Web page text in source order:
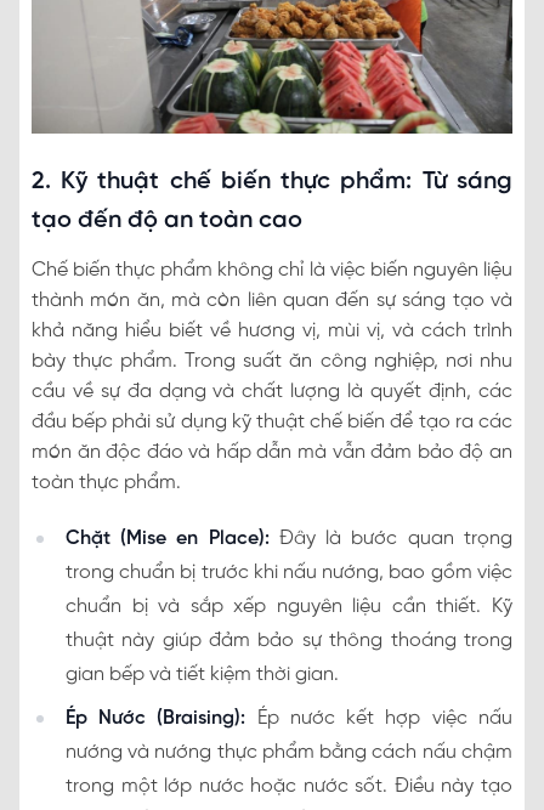
2. Kỹ thuật chế biến thực phẩm: Từ sáng
tạo đến độ an toàn cao
Chế biến thực phẩm không chỉ là việc biến nguyên liệu
thành món ăn, mà còn liên quan đến sự sáng tạo và
khả năng hiểu biết về hương vị, mùi vị, và cách trình
bày thực phẩm. Trong suất ăn công nghiệp, nơi nhu
cầu về sự đa dạng và chất lượng là quyết định, các
đầu bếp phải sử dụng kỹ thuật chế biến để tạo ra các
món ăn độc đáo và hấp dẫn mà vẫn đảm bảo độ an
toàn thực phẩm.
Chặt (Mise en Place):Đây là bước quan trọng
trong chuẩn bị trước khi nấu nướng, bao gồm việc
chuẩn bị và sắp xếp nguyên liệu cần thiết. Kỹ
thuật này giúp đảm bảo sự thông thoáng trong
gian bếp và tiết kiệm thời gian.
Ép Nước (Braising): Ép nước kết hợp việc nấu
nướng và nướng thực phẩm bằng cách nấu chậm
trong một lớp nước hoặc nước sốt. Điều này tạo